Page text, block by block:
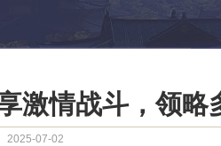
激情战斗，领略
2025-07-02